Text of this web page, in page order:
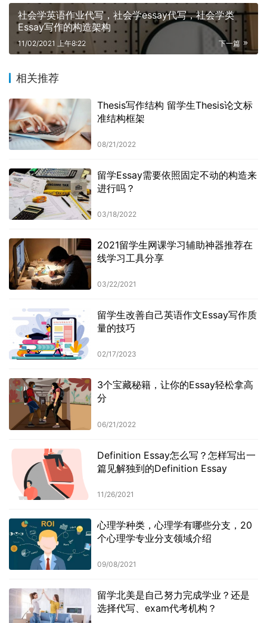
社会学英语作业代写，社会学essay代写，社会学类
Essay写作的构造架构
下一篇
11/02/2021 上午8:22
相关推荐
Thesis写作结构 留学生Thesis论文标
准结构框架
08/21/2022
留学Essay需要依照固定不动的构造来
进行吗？
03/18/2022
2021留学生网课学习辅助神器推荐在
线学习工具分享
03/22/2021
留学生改善自己英语作文Essay写作质
量的技巧
02/17/2023
3个宝藏秘籍，让你的Essay轻松拿高
分
06/21/2022
Definition Essay怎么写？怎样写出一
篇见解独到的Definition Essay
11/26/2021
心理学种类，心理学有哪些分支，20
个心理学专业分支领域介绍
09/08/2021
留学北美是自己努力完成学业？还是
选择代写、exam代考机构？